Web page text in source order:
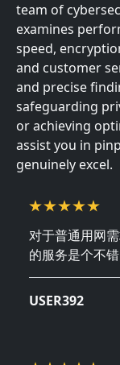
team of
examines
speed,
and customer
and precise
safeguarding
or achieving
assist you in
genuinely excel.
对于普通用网
的服务是个不错
USER392